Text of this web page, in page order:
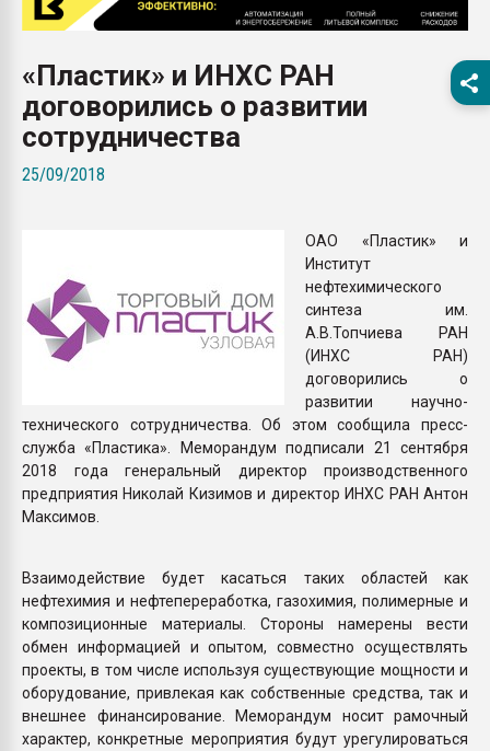
28.07.2026
28.07.2026
ПЕРЕЙТИ НА
«Пластик» и ИНХС РАН
договорились о развитии
сотрудничества
25/09/2018
ОАО «Пластик» и
Институт
нефтехимического
синтеза им.
А.В.Топчиева РАН
(ИНХС РАН)
договорились о
развитии научно-
технического сотрудничества. Об этом сообщила пресс-
служба «Пластика». Меморандум подписали 21 сентября
2018 года генеральный директор производственного
предприятия Николай Кизимов и директор ИНХС РАН Антон
Максимов.
Взаимодействие будет касаться таких областей как
нефтехимия и нефтепереработка, газохимия, полимерные и
композиционные материалы. Стороны намерены вести
обмен информацией и опытом, совместно осуществлять
проекты, в том числе используя существующие мощности и
оборудование, привлекая как собственные средства, так и
внешнее финансирование. Меморандум носит рамочный
характер, конкретные мероприятия будут урегулироваться